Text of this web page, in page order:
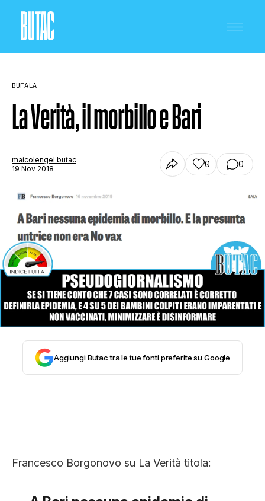
SCIENZA E TECNOLOGIA
SALUTE E MEDICINA
STORIA E CITAZIONI
INTRATTENIMENTO
COMPLOTTI, LEGGENDE URBANE ED
BUFALA
La Verità, il morbillo e Bari
maicolengel butac
19 Nov 2018
0 0
Aggiungi Butac tra le tue fonti preferite su Google
Francesco Borgonovo su La Verità titola: